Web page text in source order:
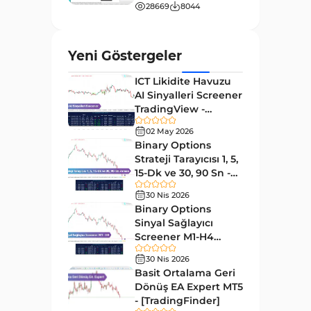
Momentum MT4 Göstergeleri
Göstergeleri
Forward Piyasası MT4
Göstergeleri
Döngüler MT4 Göstergeleri
Arz ve Talep MT4 Göstergeleri
Kırılma MT4 Göstergeleri 95
Likidite MT4 Göstergeleri
Day Trading MT4 Göstergeleri
Eğitimsel MT4 Göstergeleri
Volatilite MT4 Göstergeleri 83
Tersine MT4 Göstergeleri 498
28669 8044
Yeni Göstergeler
ICT Likidite Havuzu
AI Sinyalleri Screener
TradingView -
[TradingFinder]
Ücretsiz
02 May 2026
Binary Options
Strateji Tarayıcısı 1, 5,
15-Dk ve 30, 90 Sn -
[TradingFinder]
30 Nis 2026
Binary Options
Sinyal Sağlayıcı
Screener M1-H4
TradingView -
[TradingFinder]
30 Nis 2026
Basit Ortalama Geri
Dönüş EA Expert MT5
- [TradingFinder]